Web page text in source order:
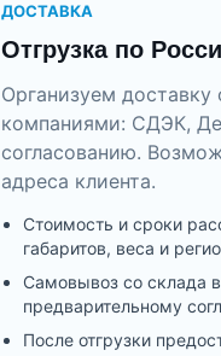
ДОСТАВКА
Отгрузка по
Организуем
компаниями: СДЭК,
согласованию.
адреса клиента.
Стоимость и сроки
габаритов, веса и
Самовывоз со склада
предварительному
После отгрузки